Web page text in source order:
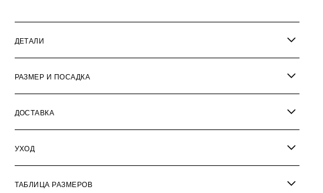
ДЕТАЛИ
РАЗМЕР И ПОСАДКА
ДОСТАВКА
УХОД
ТАБЛИЦА РАЗМЕРОВ